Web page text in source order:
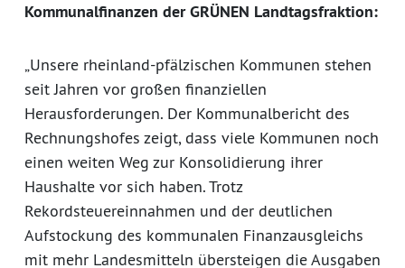
Kommunalfinanzen der GRÜNEN Landtagsfraktion:
„Unsere rheinland-pfälzischen Kommunen stehen
seit Jahren vor großen finanziellen
Herausforderungen. Der Kommunalbericht des
Rechnungshofes zeigt, dass viele Kommunen noch
einen weiten Weg zur Konsolidierung ihrer
Haushalte vor sich haben. Trotz
Rekordsteuereinnahmen und der deutlichen
Aufstockung des kommunalen Finanzausgleichs
mit mehr Landesmitteln übersteigen die Ausgaben